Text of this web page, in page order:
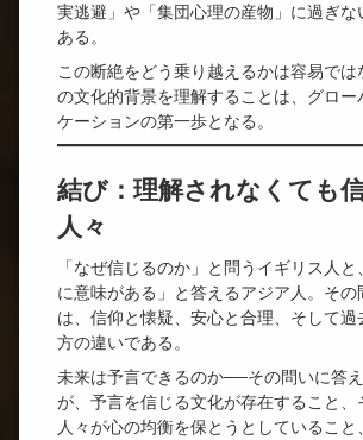
実逃避」や「集団心理の産物」に過ぎな
ある。
この断絶をどう乗り越えるかは容易で
の文化的背景を理解することは、グロー
ケーションの第一歩となる。
結び：理解されなくても
人々
「なぜ信じるのか」と問うイギリス人と
に意味がある」と答えるアジア人。その
は、信仰と懐疑、安心と合理、そして過
方の違いである。
未来は予言できるのか──その問いに答
が、予言を信じる文化が存在すること、
人々が心の均衡を保とうとしていること